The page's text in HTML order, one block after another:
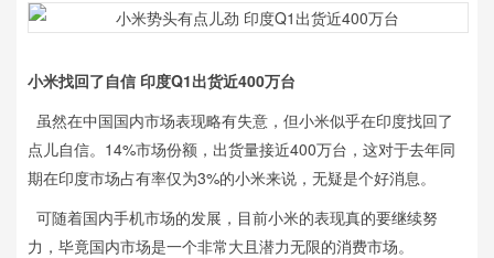
小米找回了自信 印度Q1出货近400万台
虽然在中国国内市场表现略有失意，但小米似乎在印度找回了
点儿自信。14%市场份额，出货量接近400万台，这对于去年同
期在印度市场占有率仅为3%的小米来说，无疑是个好消息。
可随着国内手机市场的发展，目前小米的表现真的要继续努
力，毕竟国内市场是一个非常大且潜力无限的消费市场。